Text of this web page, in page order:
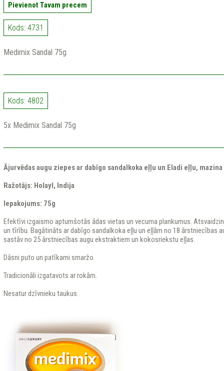
Pievienot Tavam precem
Kods: 4731
Medimix Sandal 75g
Kods: 4802
5x Medimix Sandal 75g
Ājurvēdas augu ziepes ar dabīgo sandalkoka eļļu un Eladi eļļu,
Ražotājs: Holayl, Indija
Iepakojums: 75g
Efektīvi izgaismo aptumšotās ādas vietas un vecuma plankumus.
un tīrību. Bagātināts ar dabīgo sandalkoka eļļu un eļļām no 18 ārstniecības
sastāv no 25 ārstniecības augu ekstraktiem un kokosriekstu eļļas.
Dāsni puto un patīkami smaržo.
Tradicionāli izgatavots ar rokām.
Nesatur dzīvnieku taukus.